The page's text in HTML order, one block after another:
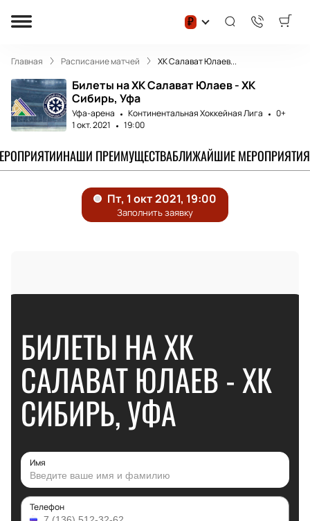
₽
Главная Расписание матчей ХК Салават Юлаев...
Билеты на ХК Салават Юлаев - ХК
Сибирь, Уфа
Уфа-арена Континентальная Хоккейная Лига
0+
1 окт. 2021
19:00
НАШИ ПРЕИМУЩЕСТВАБЛИЖАЙШИЕ МЕРОПРИЯТИЯ
БИЛЕТЫ НА ХК
САЛАВАТ ЮЛАЕВ - ХК
СИБИРЬ, УФА
Имя
Телефон